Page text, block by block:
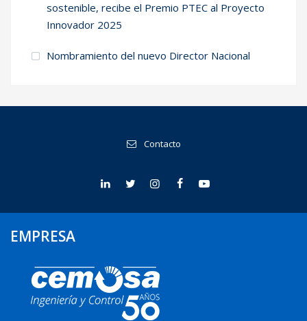
sostenible, recibe el Premio PTEC al Proyecto
Innovador 2025
Nombramiento del nuevo Director Nacional
Contacto
EMPRESA